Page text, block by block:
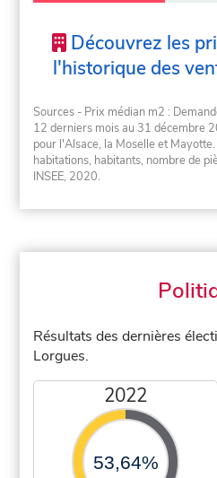
Découvrez les
l'historique des
Sources - Prix médian m2 :
12 derniers mois au 31 décembre
pour l'Alsace, la Moselle et
habitations, habitants, nombre de
INSEE, 2020.
Résultats des dernières
Lorgues.
2022
53,64%